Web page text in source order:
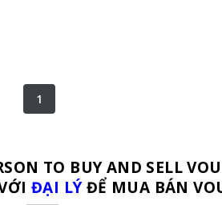
1
TO BUY AND SELL
ĐẠI LÝĐỂ MUA BÁN